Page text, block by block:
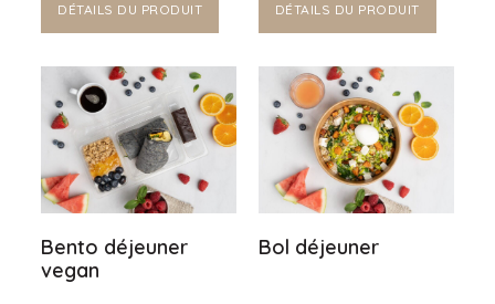
DÉTAILS DU PRODUIT DÉTAILS DU PRODUIT
Bento déjeuner
vegan
Bol déjeuner